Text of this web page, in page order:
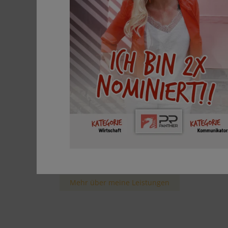
Branding, Markenstrategie, Positionierung,
Storytelling, Werbe-Coaching
Marketing & PR
Social Media & Content Creation
Web-Design & KI Beratung
Corporate Design &
Kommunikationskonzepte
Grafik Design & Drucksorten
Bereit für mehr Sichtbarkeit?
Gemeinsam bringen wir deine Marke zum
Mehr über meine Leistungen